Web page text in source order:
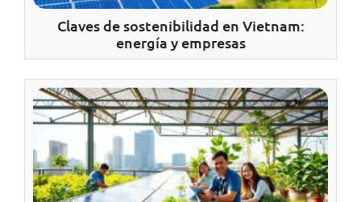
Claves de sostenibilidad en Vietnam:
energía y empresas